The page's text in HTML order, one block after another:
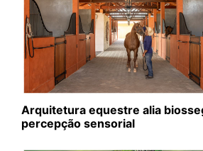
Arquitetura equestre alia
percepção sensorial